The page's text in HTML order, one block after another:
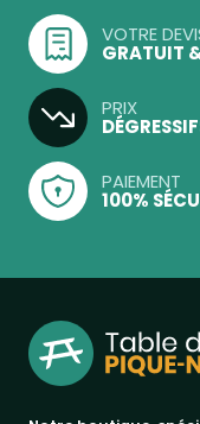
VOTRE
GRATUIT
PRIX
PAIEMENT
100%